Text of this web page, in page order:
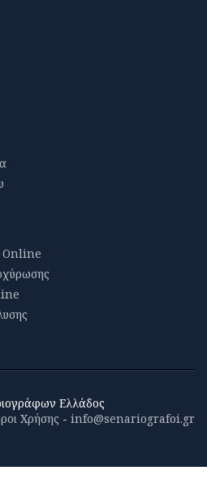
Online
Ελλάδος
Χρήσης - info@senariografoi.gr